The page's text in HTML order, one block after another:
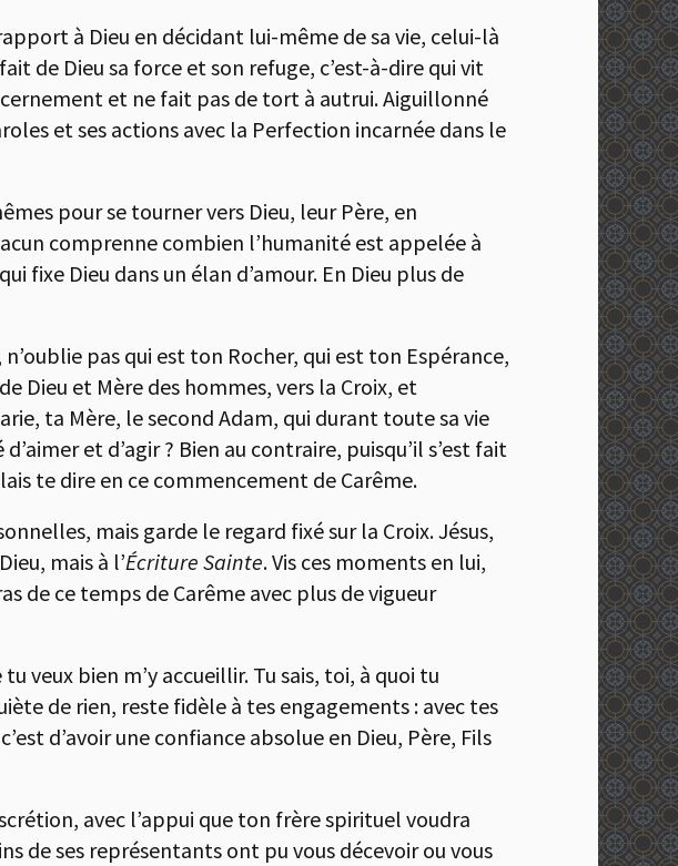
à Dieu en décidant lui-même de sa vie, celui-là
de Dieu sa force et son refuge, c’est-à-dire qui vit
et ne fait pas de tort à autrui. Aiguillonné
et ses actions avec la Perfection incarnée dans le
pour se tourner vers Dieu, leur Père, en
comprenne combien l’humanité est appelée à
fixe Dieu dans un élan d’amour. En Dieu plus de
pas qui est ton Rocher, qui est ton Espérance,
Dieu et Mère des hommes, vers la Croix, et
ta Mère, le second Adam, qui durant toute sa vie
et d’agir ? Bien au contraire, puisqu’il s’est fait
te dire en ce commencement de Carême.
mais garde le regard fixé sur la Croix. Jésus,
mais à l’Écriture Sainte. Vis ces moments en lui,
de ce temps de Carême avec plus de vigueur
veux bien m’y accueillir. Tu sais, toi, à quoi tu
de rien, reste fidèle à tes engagements : avec tes
d’avoir une confiance absolue en Dieu, Père, Fils
avec l’appui que ton frère spirituel voudra
de ses représentants ont pu vous décevoir ou vous